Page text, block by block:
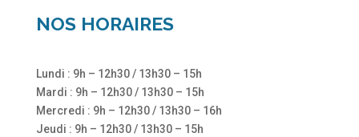
NOS HORAIRES
Lundi : 9h – 12h30 / 13h30 – 15h
Mardi : 9h – 12h30 / 13h30 – 15h
Mercredi : 9h – 12h30 / 13h30 – 16h
Jeudi : 9h – 12h30 / 13h30 – 15h